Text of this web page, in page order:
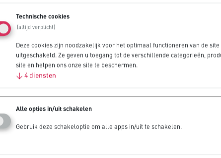
Technische cookies
(altijd verplicht)
Deze cookies zijn noodzakelijk voor het optimaal functioneren van de
uitgeschakeld. Ze geven u toegang tot de verschillende categorieën,
site en helpen ons onze site te beschermen.
↓ 4 diensten
Alle opties in/uit schakelen
Gebruik deze schakeloptie om alle apps in/uit te schakelen.